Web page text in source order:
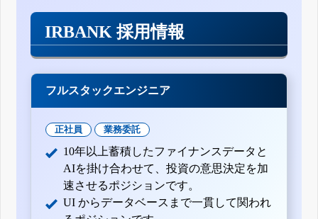
IRBANK 採用情報
フルスタックエンジニア
正社員 業務委託
10年以上蓄積したファイナンスデータと
AIを掛け合わせて、投資の意思決定を加
速させるポジションです。
UI からデータベースまで一貫して関われ